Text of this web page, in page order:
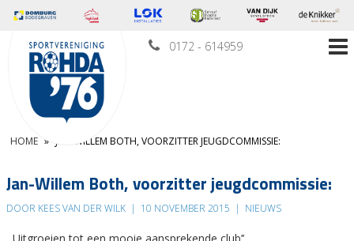
0172 - 614959
HOME » JAN-WILLEM BOTH, VOORZITTER JEUGDCOMMISSIE:
Jan-Willem Both, voorzitter jeugdcommissie:
DOOR KEES VAN DER WILK | 10 NOVEMBER 2015 | NIEUWS